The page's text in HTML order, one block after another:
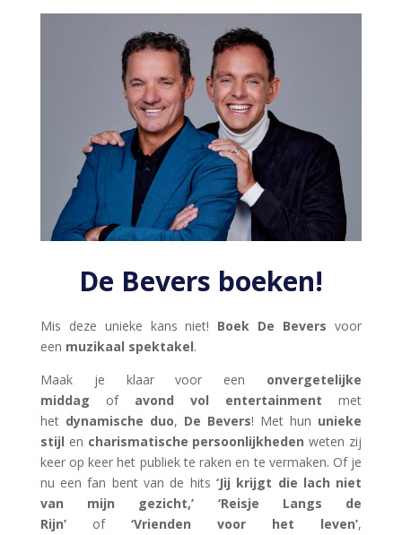
De Bevers boeken!
Mis deze unieke kans niet! Boek De Bevers voor
een muzikaal spektakel.
Maak je klaar voor een
onvergetelijke
middag
of avond vol entertainment
met
het dynamische duo, De Bevers! Met hun unieke
stijl en charismatische persoonlijkheden weten zij
keer op keer het publiek te raken en te vermaken. Of je
nu een fan bent van de hits ‘Jij krijgt die lach niet
van mijn gezicht,’
‘Reisje Langs de
Rijn’
of ‘Vrienden voor het leven’,